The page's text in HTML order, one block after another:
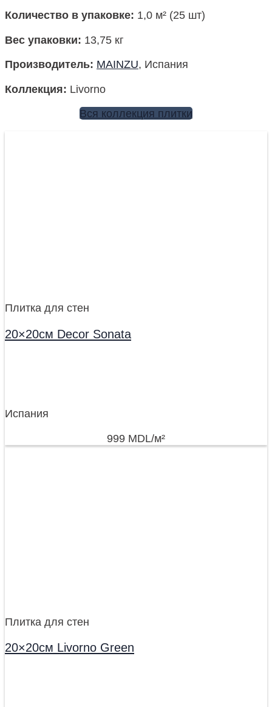
Количество в упаковке: 1,0 м² (25 шт)
Вес упаковки: 13,75 кг
Производитель: MAINZU, Испания
Коллекция: Livorno
Вся коллекция плитки
Плитка для стен
20×20см Decor Sonata
Испания
999 MDL/м²
Плитка для стен
20×20см Livorno Green